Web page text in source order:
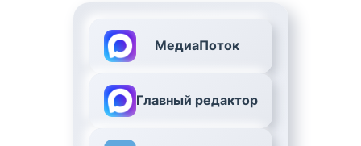
МедиаПоток
Главный редактор